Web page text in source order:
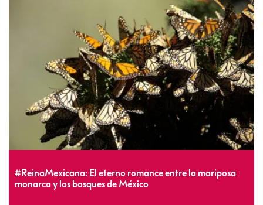
#ReinaMexicana: El eterno romance entre la mariposa
monarca y los bosques de México